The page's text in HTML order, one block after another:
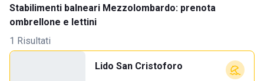
Stabilimenti balneari Mezzolombardo: prenota
ombrellone e lettini
1 Risultati
Lido San Cristoforo